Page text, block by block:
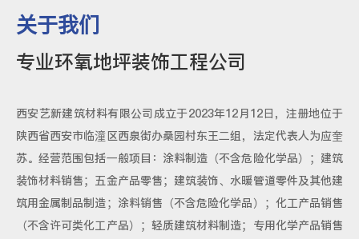
关于我们
专业环氧地坪装饰工程公司
西安艺新建筑材料有限公司成立于2023年12月12日，注册地位于
陕西省西安市临潼区西泉街办桑园村东王二组，法定代表人为应奎
苏。经营范围包括一般项目：涂料制造（不含危险化学品）；建筑
装饰材料销售；五金产品零售；建筑装饰、水暖管道零件及其他建
筑用金属制品制造；涂料销售（不含危险化学品）；化工产品销售
（不含许可类化工产品）；轻质建筑材料制造；专用化学产品销售